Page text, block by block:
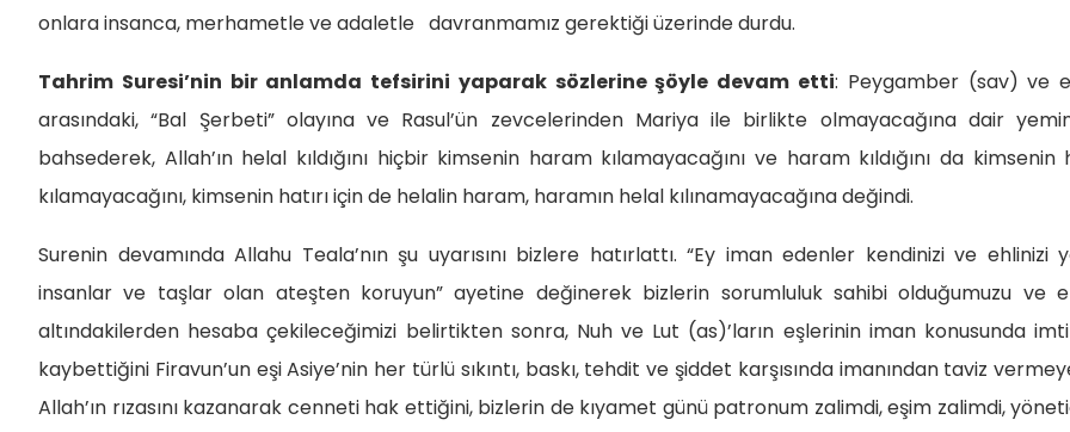
onlara insanca, merhametle ve adaletle davranmamız gerektiği üzerinde durdu.
Tahrim Suresi’nin bir anlamda tefsirini yaparak sözlerine şöyle devam etti: Peygamber (sav) ve
arasındaki, “Bal Şerbeti” olayına ve Rasul’ün zevcelerinden Mariya ile birlikte olmayacağına dair
bahsederek, Allah’ın helal kıldığını hiçbir kimsenin haram kılamayacağını ve haram kıldığını da kimsenin
kılamayacağını, kimsenin hatırı için de helalin haram, haramın helal kılınamayacağına değindi.
Surenin devamında Allahu Teala’nın şu uyarısını bizlere hatırlattı. “Ey iman edenler kendinizi ve ehlinizi
insanlar ve taşlar olan ateşten koruyun” ayetine değinerek bizlerin sorumluluk sahibi olduğumuzu ve
altındakilerden hesaba çekileceğimizi belirtikten sonra, Nuh ve Lut (as)’ların eşlerinin iman konusunda
kaybettiğini Firavun’un eşi Asiye’nin her türlü sıkıntı, baskı, tehdit ve şiddet karşısında imanından taviz
Allah’ın rızasını kazanarak cenneti hak ettiğini, bizlerin de kıyamet günü patronum zalimdi, eşim zalimdi,